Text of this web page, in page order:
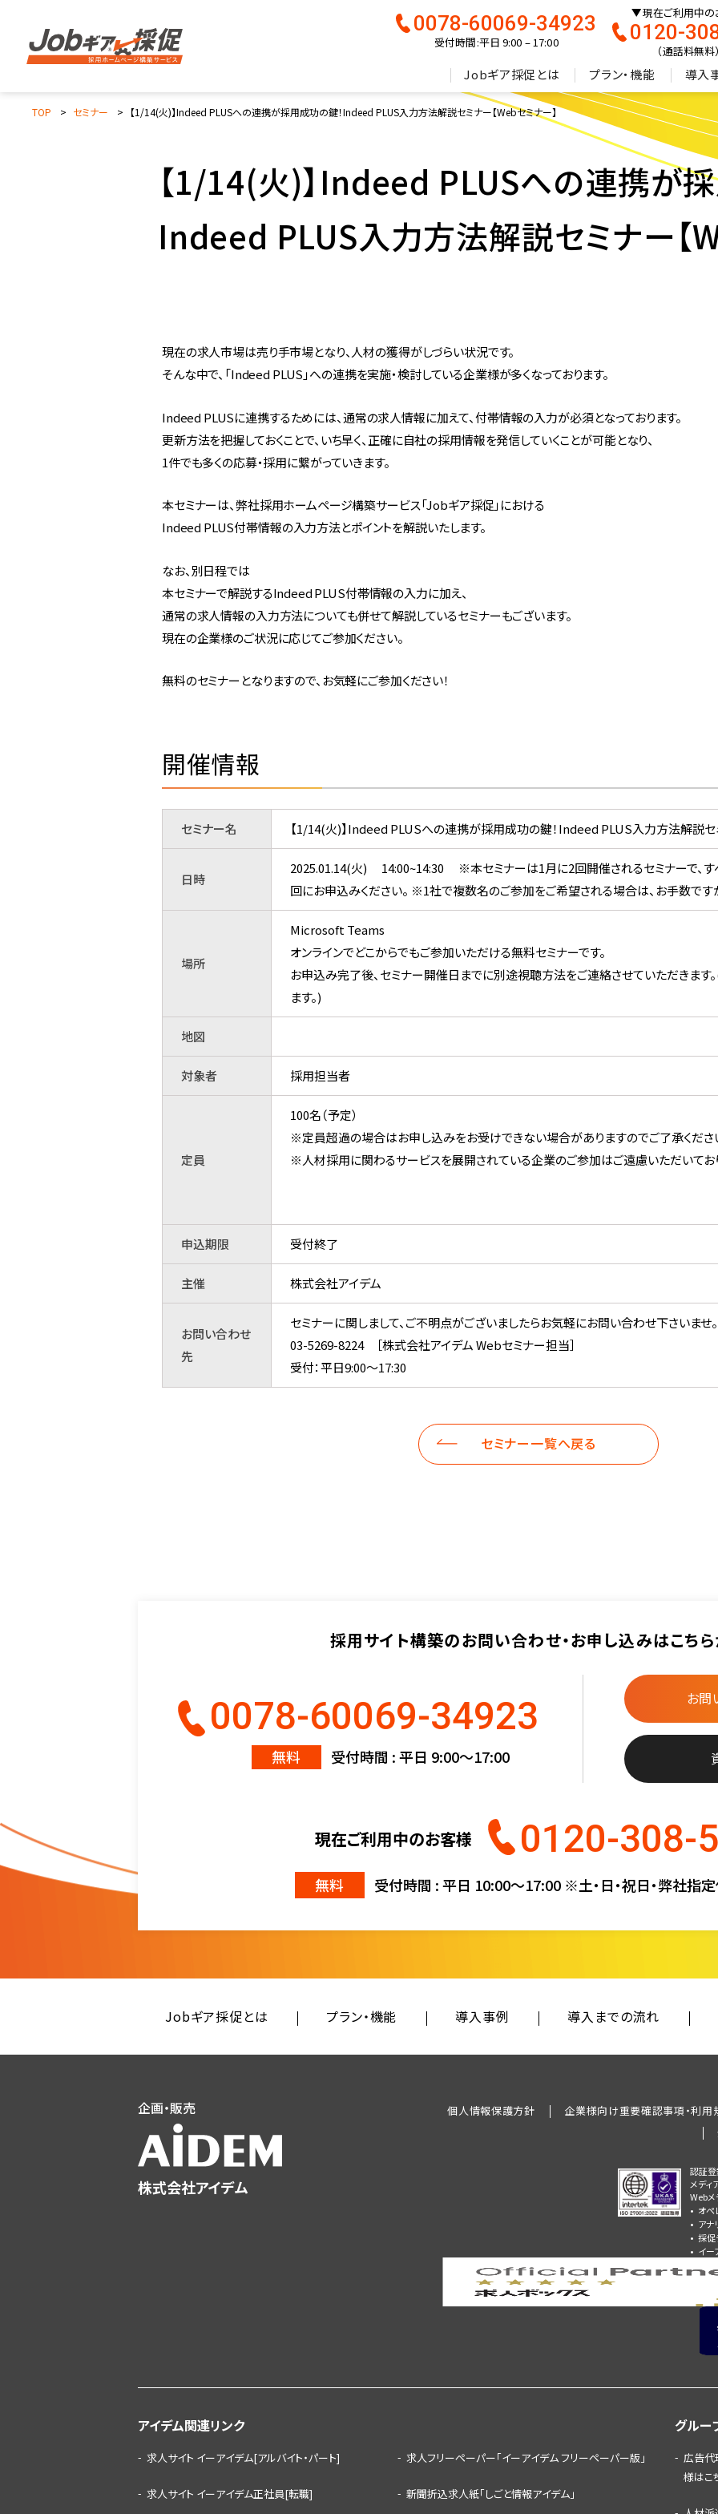
0078-60069-34923
受付時間:平日 9:00 – 17:00
現在ご利用中の
0120-
（通話料無料）
Jobギア採促とは プラン・機能 導入
TOP セミナー 【1/14(火)】Indeed PLUSへの連携が採用成功の鍵！Indeed PLUS入力方法解説セミナー【Webセミナー】
【1/14(火)】Indeed PLUSへの連携が
Indeed PLUS入力方法解説セミナー【
現在の求人市場は売り手市場となり、人材の獲得がしづらい状況です。
そんな中で、「Indeed PLUS」への連携を実施・検討している企業様が多くなっております。
Indeed PLUSに連携するためには、通常の求人情報に加えて、付帯情報の入力が必須となっております。
更新方法を把握しておくことで、いち早く、正確に自社の採用情報を発信していくことが可能となり、
1件でも多くの応募・採用に繋がっていきます。
本セミナーは、弊社採用ホームページ構築サービス「Jobギア採促」における
Indeed PLUS付帯情報の入力方法とポイントを解説いたします。
なお、別日程では
本セミナーで解説するIndeed PLUS付帯情報の入力に加え、
通常の求人情報の入力方法についても併せて解説しているセミナーもございます。
現在の企業様のご状況に応じてご参加ください。
無料のセミナーとなりますので、お気軽にご参加ください！
開催情報
セミナー名 【1/14(火)】Indeed PLUSへの連携が採用成功の鍵！Indeed PLUS入力方法解説セ
日時
2025.01.14(火) 14:00~14:30 ※本セミナーは1月に2回開催されるセミナーで、す
回にお申込みください。 ※1社で複数名のご参加をご希望される場合は、お手数です
場所
Microsoft Teams
オンラインでどこからでもご参加いただける無料セミナーです。
お申込み完了後、セミナー開催日までに別途視聴方法をご連絡させていただきます
ます。)
地図
対象者 採用担当者
定員
100名（予定）
※定員超過の場合はお申し込みをお受けできない場合がありますのでご了承くださ
※人材採用に関わるサービスを展開されている企業のご参加はご遠慮いただいてお
申込期限 受付終了
主催 株式会社アイデム
お問い合わせ
先
セミナーに関しまして、ご不明点がございましたらお気軽にお問い合わせ下さいませ。
03-5269-8224 ［株式会社アイデム Webセミナー担当］
受付：平日9:00～17:30
セミナー一覧へ戻る
採用サイト構築のお問い合わせ・お申し込みはこち
0078-60069-34923
無料 受付時間 : 平日 9:00〜17:00
お問
現在ご利用中のお客様 0120-308-
無料 受付時間 : 平日 10:00〜17:00 ※土・日・祝日・弊社指
Jobギア採促とは プラン・機能 導入事例 導入までの流れ
企画・販売
株式会社アイデム
個人情報保護方針 企業様向け重要確認事項・利用
認証登
メディ
Webメ
オペ
アナ
採促
イー
アイデム関連リンク
求人サイト イーアイデム[アルバイト・パート]
求人サイト イーアイデム正社員[転職]
求人フリーペーパー「イーアイデム フリーペーパー版」
新聞折込求人紙「しごと情報アイデム」
グルー
広告代
様はこ